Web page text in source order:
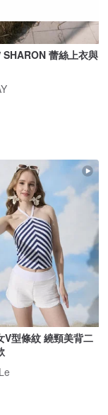
蕾絲上衣與
V型條紋 繞頸美背二